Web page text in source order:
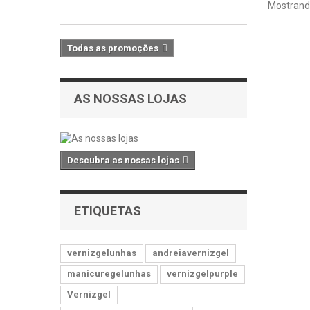
Todas as promoções
AS NOSSAS LOJAS
Descubra as nossas lojas
ETIQUETAS
vernizgelunhas
andreiavernizgel
manicuregelunhas
vernizgelpurple
Vernizgel